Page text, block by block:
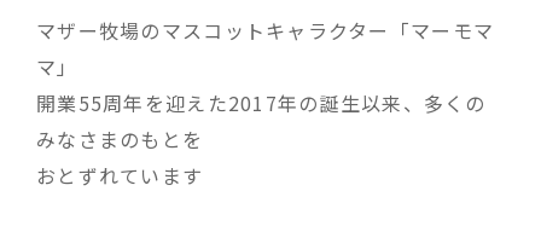
マザー牧場のマスコットキャラクター「マーモマ
マ」
開業55周年を迎えた2017年の誕生以来、多くの
みなさまのもとを
おとずれています